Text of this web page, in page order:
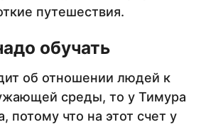
путешествия.
обучать
об отношении людей к
среды, то у Тимура
потому что на этот счет у